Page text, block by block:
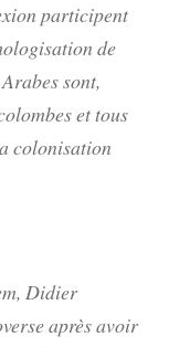
participent
de
sont,
et tous
colonisation
Didier
après avoir